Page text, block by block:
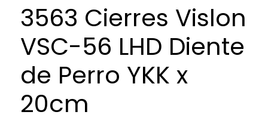
3563 Cierres Vislon
VSC-56 LHD Diente
de Perro YKK x
20cm